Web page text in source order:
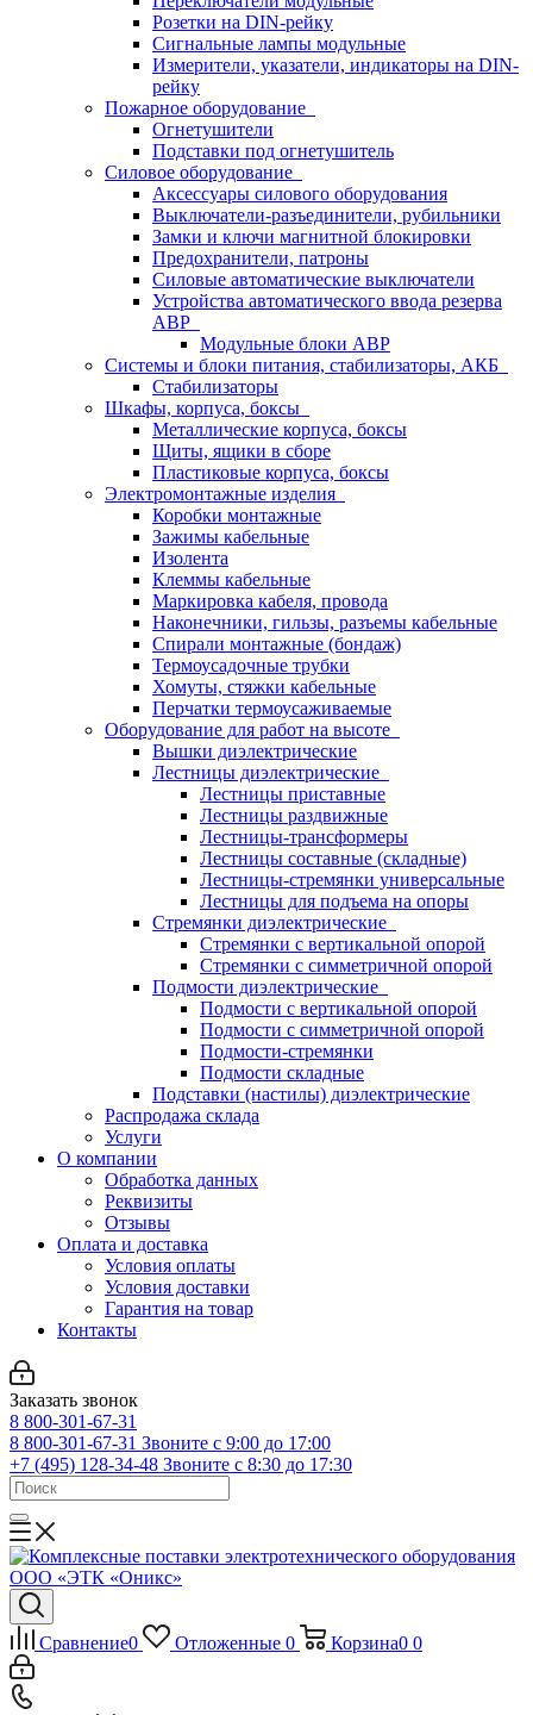
Розетки на DIN-рейку
Сигнальные лампы модульные
Измерители, указатели, индикаторы на DIN-
рейку
Пожарное оборудование
Огнетушители
Подставки под огнетушитель
Силовое оборудование
Аксессуары силового оборудования
Выключатели-разъединители, рубильники
Замки и ключи магнитной блокировки
Предохранители, патроны
Силовые автоматические выключатели
Устройства автоматического ввода резерва
АВР
Модульные блоки АВР
Системы и блоки питания, стабилизаторы, АКБ
Стабилизаторы
Шкафы, корпуса, боксы
Металлические корпуса, боксы
Щиты, ящики в сборе
Пластиковые корпуса, боксы
Электромонтажные изделия
Коробки монтажные
Зажимы кабельные
Изолента
Клеммы кабельные
Маркировка кабеля, провода
Наконечники, гильзы, разъемы кабельные
Спирали монтажные (бондаж)
Термоусадочные трубки
Хомуты, стяжки кабельные
Перчатки термоусаживаемые
Оборудование для работ на высоте
Вышки диэлектрические
Лестницы диэлектрические
Лестницы приставные
Лестницы раздвижные
Лестницы-трансформеры
Лестницы составные (складные)
Лестницы-стремянки универсальные
Лестницы для подъема на опоры
Стремянки диэлектрические
Стремянки с вертикальной опорой
Стремянки с симметричной опорой
Подмости диэлектрические
Подмости с вертикальной опорой
Подмости с симметричной опорой
Подмости-стремянки
Подмости складные
Подставки (настилы) диэлектрические
Распродажа склада
Услуги
О компании
Обработка данных
Реквизиты
Отзывы
Оплата и доставка
Условия оплаты
Условия доставки
Гарантия на товар
Контакты
Заказать звонок
8 800-301-67-31
8 800-301-67-31 Звоните с 9:00 до 17:00
+7 (495) 128-34-48 Звоните с 8:30 до 17:30
Сравнение0 Отложенные 0 Корзина0 0